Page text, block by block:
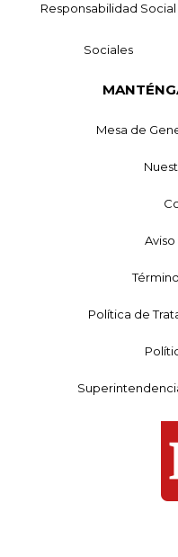
Responsabilidad Social
Sociales
Mesa de
Política de